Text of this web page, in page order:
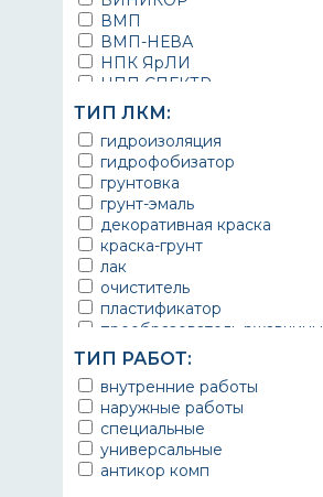
ВМП
ВМП-НЕВА
НПК ЯрЛИ
НПП СПЕКТР
НПФ ЭМАЛЬ
ТЕРМА
УРЕПЛЕН
ТИП ЛКМ:
гидроизоляция
гидрофобизатор
грунтовка
грунт-эмаль
декоративная краска
краска-грунт
лак
очиститель
пластификатор
преобразователь ржавчины
эмаль
Краска
Покрытие
грунт эмаль
защитное покрытие
ТИП РАБОТ:
внутренние работы
наружные работы
специальные
универсальные
антикор комп